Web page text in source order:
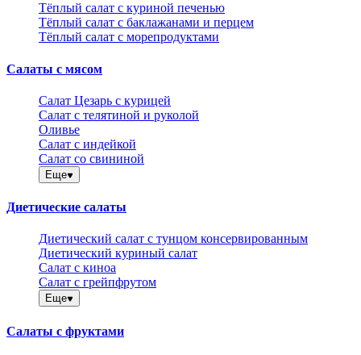
Тёплый салат с куриной печенью
Тёплый салат с баклажанами и перцем
Тёплый салат с морепродуктами
Салаты с мясом
Салат Цезарь с курицей
Салат с телятиной и руколой
Оливье
Салат с индейкой
Салат со свининой
Еще
Диетические салаты
Диетический салат с тунцом консервированным
Диетический куриный салат
Салат с киноа
Салат с грейпфрутом
Еще
Салаты с фруктами